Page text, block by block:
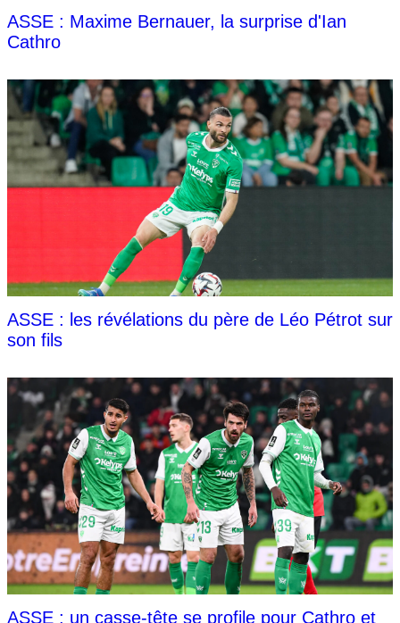
ASSE : Maxime Bernauer, la surprise d'Ian
Cathro
ASSE : les révélations du père de Léo Pétrot sur
son fils
ASSE : un casse-tête se profile pour Cathro et